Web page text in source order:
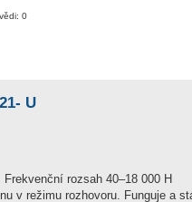
0
U
rozsah 40–18 000 H
v režimu rozhovoru. Funguje a